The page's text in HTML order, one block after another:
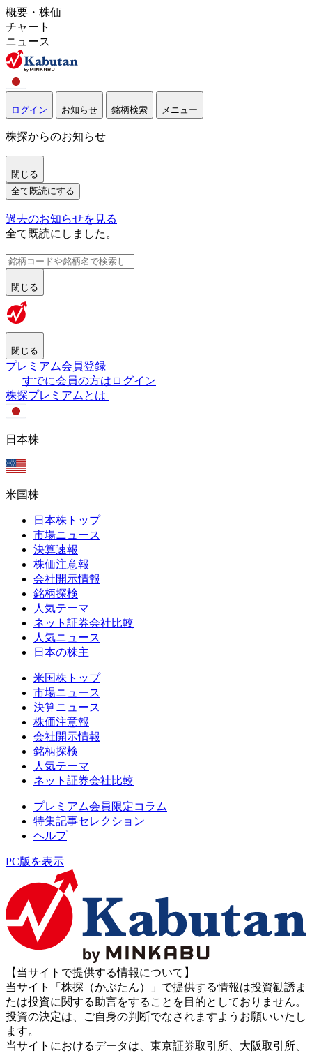
概要・株価
チャート
ニュース
ログイン お知らせ 銘柄検索 メニュー
株探からのお知らせ
閉じる
全て既読にする
過去のお知らせを見る
全て既読にしました。
閉じる
閉じる
プレミアム会員登録
すでに会員の方はログイン
株探プレミアムとは
日本株
米国株
日本株トップ
市場ニュース
決算速報
株価注意報
会社開示情報
銘柄探検
人気テーマ
ネット証券会社比較
人気ニュース
日本の株主
米国株トップ
市場ニュース
決算ニュース
株価注意報
会社開示情報
銘柄探検
人気テーマ
ネット証券会社比較
プレミアム会員限定コラム
特集記事セレクション
ヘルプ
PC版を表示
【当サイトで提供する情報について】
当サイト「株探（かぶたん）」で提供する情報は投資勧誘ま
たは投資に関する助言をすることを目的としておりません。
投資の決定は、ご自身の判断でなされますようお願いいたし
ます。
当サイトにおけるデータは、東京証券取引所、大阪取引所、